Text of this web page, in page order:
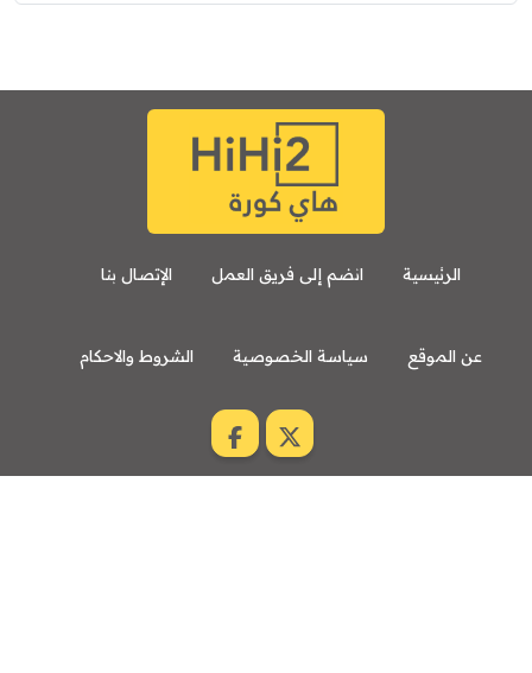
الرئيسية انضم إلى فريق العمل الإتصال بنا
عن الموقع سياسة الخصوصية الشروط والاحكام